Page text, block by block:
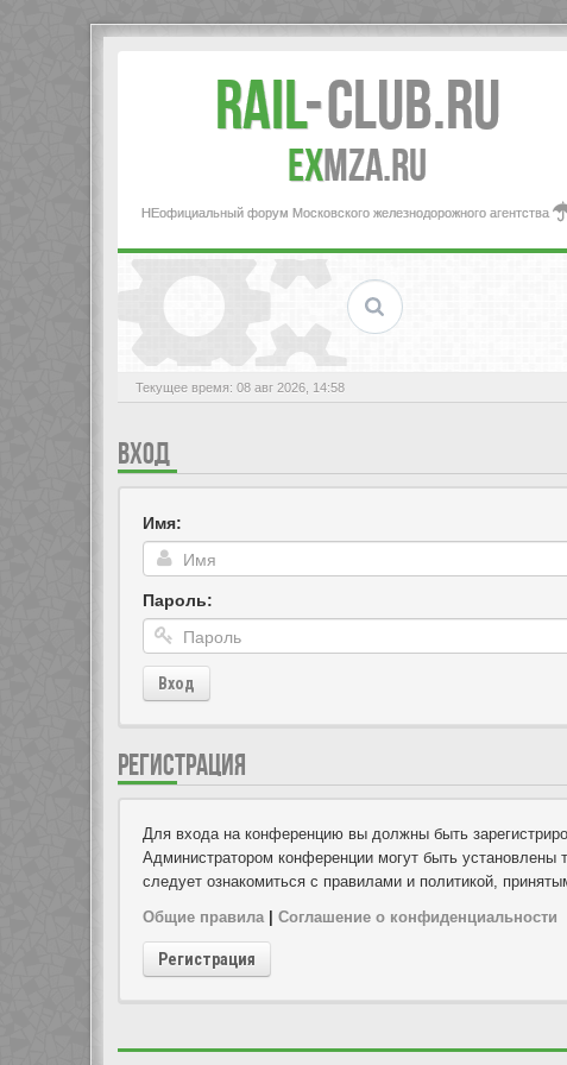
Rail-Club.RU
exMZA.RU
НЕофициальный форум Московского железнодорожного агентства
Текущее время: 08 авг 2026, 14:58
ВХОД
Имя:
Пароль:
Вход
РЕГИСТРАЦИЯ
Для входа на конференцию вы должны быть
Администратором конференции могут быть установлены
следует ознакомиться с правилами и политикой,
Общие правила| Соглашение о конфиденциальности
Регистрация